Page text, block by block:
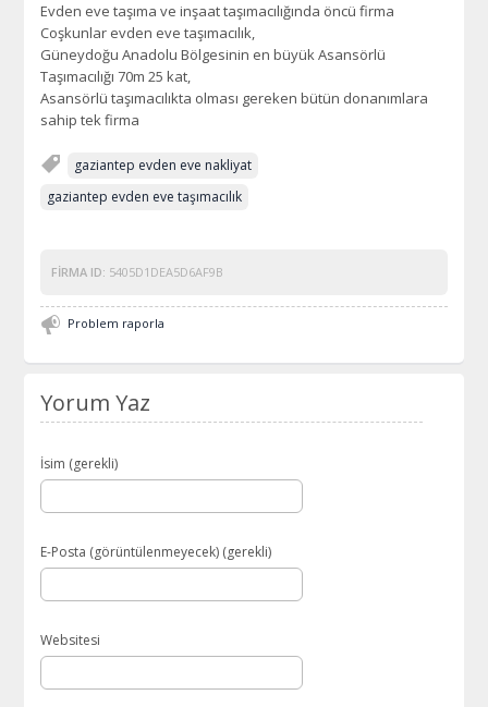
Evden eve taşıma ve inşaat taşımacılığında öncü firma
Coşkunlar evden eve taşımacılık,
Güneydoğu Anadolu Bölgesinin en büyük Asansörlü
Taşımacılığı 70m 25 kat,
Asansörlü taşımacılıkta olması gereken bütün donanımlara
sahip tek firma
gaziantep evden eve nakliyat
gaziantep evden eve taşımacılık
FIRMA ID: 5405D1DEA5D6AF9B
Problem raporla
Yorum Yaz
İsim (gerekli)
E-Posta (görüntülenmeyecek) (gerekli)
Websitesi